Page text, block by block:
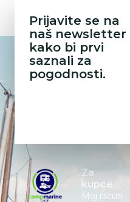
Prijavite se na
naš newsletter
kako bi prvi
saznali za
pogodnosti.
Za
kupce
Moj račun